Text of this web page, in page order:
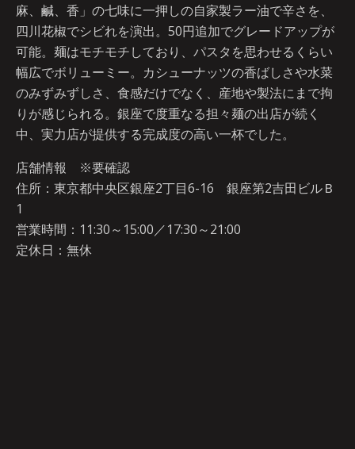
麻、鹹、香」の七味に一押しの自家製ラー油で辛さを、
四川花椒でシビれを演出。50円追加でグレードアップが
可能。麺はモチモチしており、パスタを思わせるくらい
幅広でボリューミー。カシューナッツの香ばしさや水菜
のみずみずしさ、食感だけでなく、産地や製法にまで拘
りが感じられる。銀座で度重なる担々麺の出店が続く
中、実力店が提供する完成度の高い一杯でした。
店舗情報 ※要確認
住所：東京都中央区銀座2丁目6-16 銀座第2吉田ビルＢ
1
営業時間：11:30～15:00／17:30～21:00
定休日：無休